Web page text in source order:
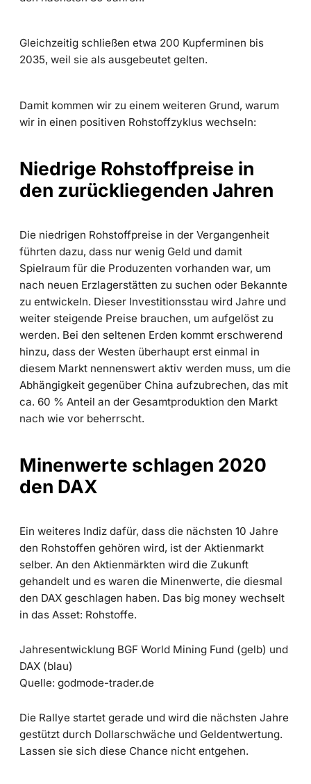
Gleichzeitig schließen etwa 200 Kupferminen bis
2035, weil sie als ausgebeutet gelten.
Damit kommen wir zu einem weiteren Grund, warum
wir in einen positiven Rohstoffzyklus wechseln:
Niedrige Rohstoffpreise in
den zurückliegenden Jahren
Die niedrigen Rohstoffpreise in der Vergangenheit
führten dazu, dass nur wenig Geld und damit
Spielraum für die Produzenten vorhanden war, um
nach neuen Erzlagerstätten zu suchen oder Bekannte
zu entwickeln. Dieser Investitionsstau wird Jahre und
weiter steigende Preise brauchen, um aufgelöst zu
werden. Bei den seltenen Erden kommt erschwerend
hinzu, dass der Westen überhaupt erst einmal in
diesem Markt nennenswert aktiv werden muss, um die
Abhängigkeit gegenüber China aufzubrechen, das mit
ca. 60 % Anteil an der Gesamtproduktion den Markt
nach wie vor beherrscht.
Minenwerte schlagen 2020
den DAX
Ein weiteres Indiz dafür, dass die nächsten 10 Jahre
den Rohstoffen gehören wird, ist der Aktienmarkt
selber. An den Aktienmärkten wird die Zukunft
gehandelt und es waren die Minenwerte, die diesmal
den DAX geschlagen haben. Das big money wechselt
in das Asset: Rohstoffe.
Jahresentwicklung BGF World Mining Fund (gelb) und
DAX (blau)
Quelle: godmode-trader.de
Die Rallye startet gerade und wird die nächsten Jahre
gestützt durch Dollarschwäche und Geldentwertung.
Lassen sie sich diese Chance nicht entgehen.